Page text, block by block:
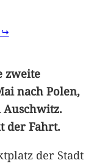
↪
zweite
nach Polen,
der Fahrt.
der Stadt